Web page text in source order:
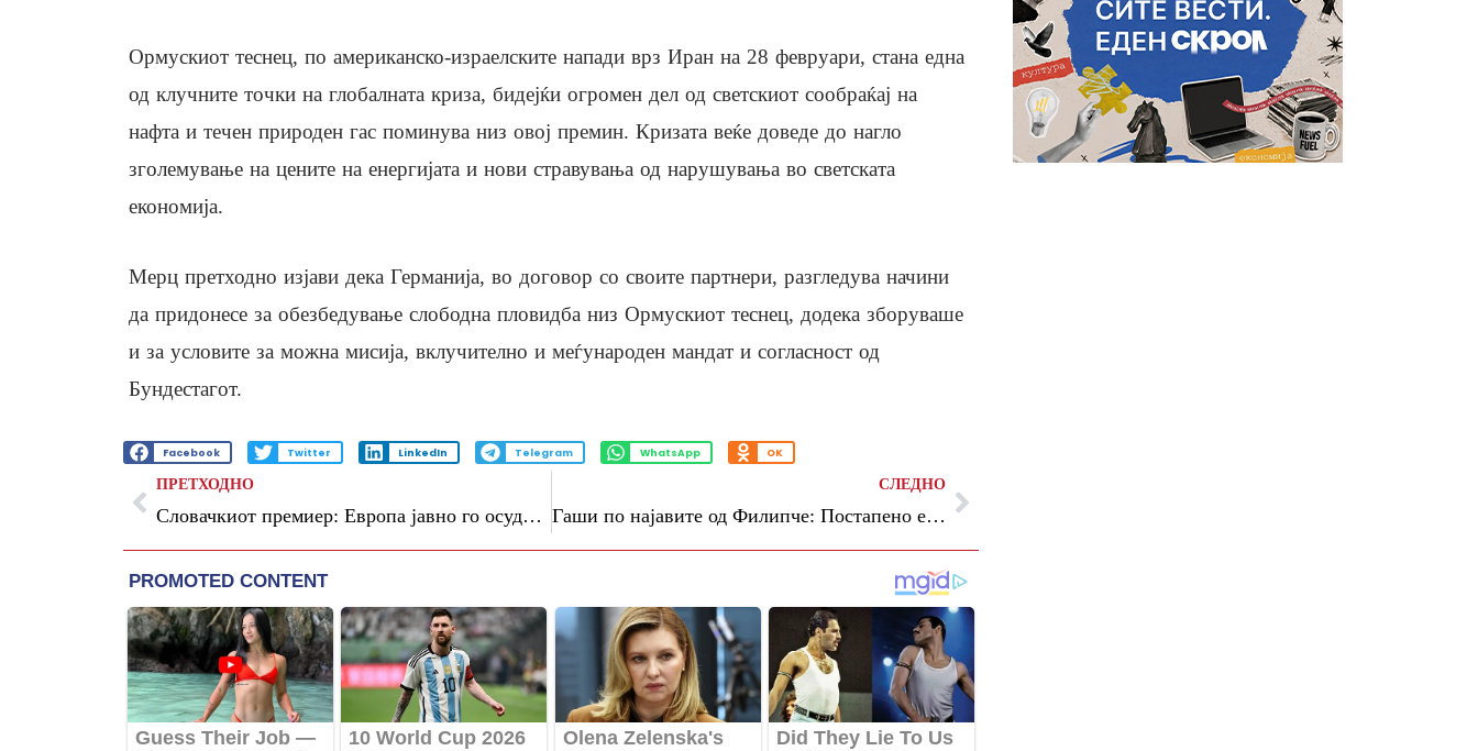
Ормускиот теснец, по американско-израелските напади врз Иран на 28 февруари, стана една
од клучните точки на глобалната криза, бидејќи огромен дел од светскиот сообраќај на
нафта и течен природен гас поминува низ овој премин. Кризата веќе доведе до нагло
зголемување на цените на енергијата и нови стравувања од нарушувања во светската
економија.
Мерц претходно изјави дека Германија, во договор со своите партнери, разгледува начини
да придонесе за обезбедување слободна пловидба низ Ормускиот теснец, додека зборуваше
и за условите за можна мисија, вклучително и меѓународен мандат и согласност од
Бундестагот.
Facebook Twitter LinkedIn Telegram WhatsApp OK
ПРЕТХОДНО
Словачкиот премиер: Европа јавно го осудува дијалогот со Москва, но тајно го бара
СЛЕДНО
Гаши по најавите од Филипче: Постапено е согласно собранискиот Деловник